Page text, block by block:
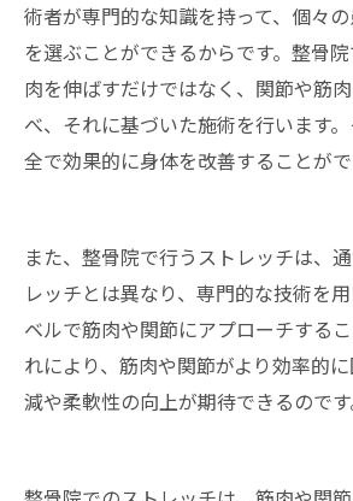
術者が専門的な知識を持って、個々
を選ぶことができるからです。整骨
肉を伸ばすだけではなく、関節や筋
べ、それに基づいた施術を行います
全で効果的に身体を改善することがで
また、整骨院で行うストレッチは、
レッチとは異なり、専門的な技術を
ベルで筋肉や関節にアプローチする
れにより、筋肉や関節がより効率的
減や柔軟性の向上が期待できるのです